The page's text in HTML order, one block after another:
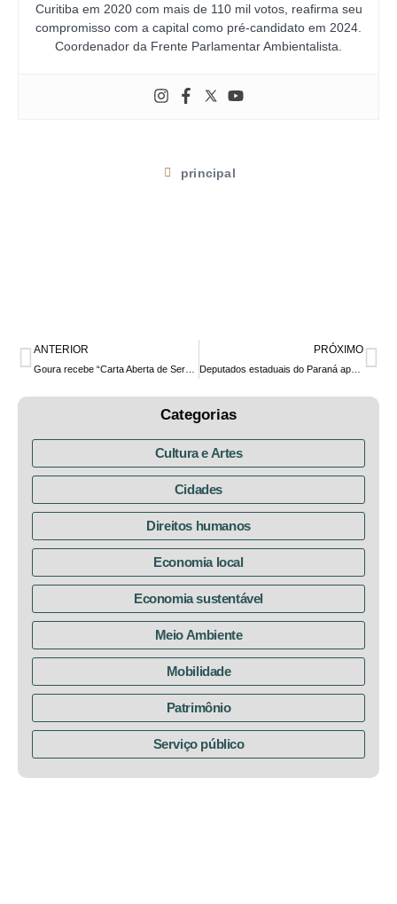
Curitiba em 2020 com mais de 110 mil votos, reafirma seu
compromisso com a capital como pré-candidato em 2024.
Coordenador da Frente Parlamentar Ambientalista.
principal
ANTERIOR PRÓXIMO
Deputados estaduais do Paraná aprovam PL da cannabis medicinal
Categorias
Cultura e Artes
Cidades
Direitos humanos
Economia local
Economia sustentável
Meio Ambiente
Mobilidade
Patrimônio
Serviço público